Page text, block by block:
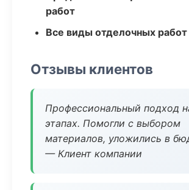
работ
Все виды отделочных
Отзывы клиентов
Профессиональный подход
этапах. Помогли с выбором
материалов, уложились в
— Клиент компании